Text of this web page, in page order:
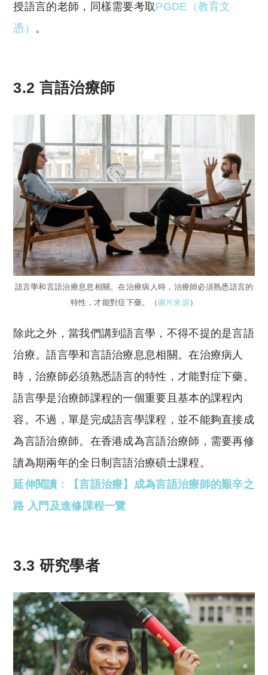
授語言的老師，同樣需要考取PGDE（教育文
憑） 。
3.2 言語治療師
語言學和言語治療息息相關。在治療病人時，治療師必須熟悉語言的
特性，才能對症下藥。（ 圖片來源）
除此之外，當我們講到語言學，不得不提的是言語
治療。語言學和言語治療息息相關。在治療病人
時，治療師必須熟悉語言的特性，才能對症下藥。
語言學是治療師課程的一個重要且基本的課程內
容。不過，單是完成語言學課程，並不能夠直接成
為言語治療師。在香港成為言語治療師，需要再修
讀為期兩年的全日制言語治療碩士課程。
延伸閱讀﹕【言語治療】成為言語治療師的艱辛之
路 入門及進修課程一覽
3.3 研究學者